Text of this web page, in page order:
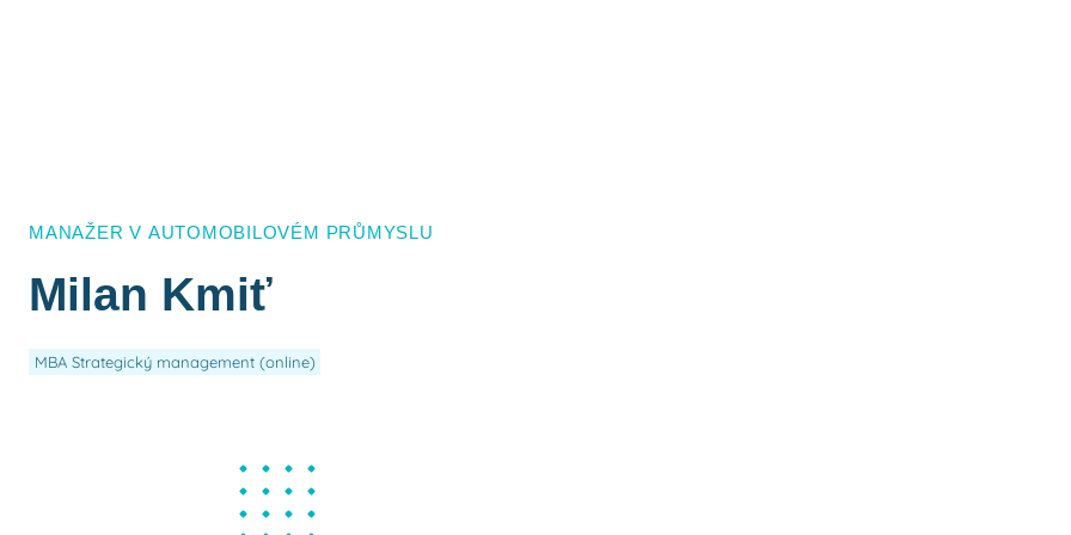
MANAŽER V AUTOMOBILOVÉM PRŮMYSLU
Milan Kmiť
MBA Strategický management (online)